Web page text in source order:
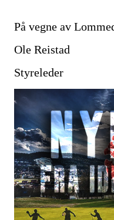
På vegne av
Ole Reistad
Styreleder